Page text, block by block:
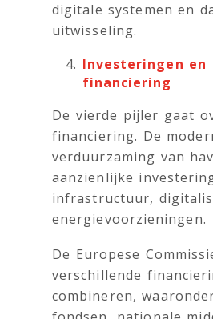
digitale systemen en
uitwisseling.
Investeringen en
financiering
De vierde pijler gaat
financiering. De
verduurzaming van
aanzienlijke
infrastructuur,
energievoorzieningen.
De Europese
verschillende
combineren,